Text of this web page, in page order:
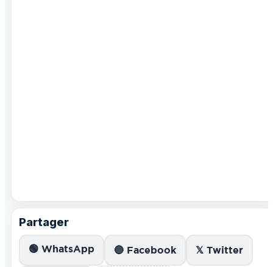
Partager
🟢 WhatsApp 🔵 Facebook 𝕏 Twitter